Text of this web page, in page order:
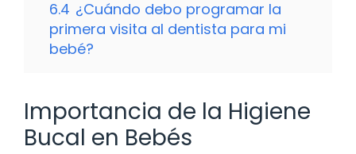
6.4 ¿Cuándo debo programar la
primera visita al dentista para mi
bebé?
Importancia de la Higiene
Bucal en Bebés